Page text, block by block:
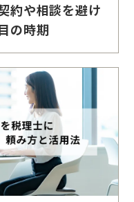
約や相談を避け
の時期